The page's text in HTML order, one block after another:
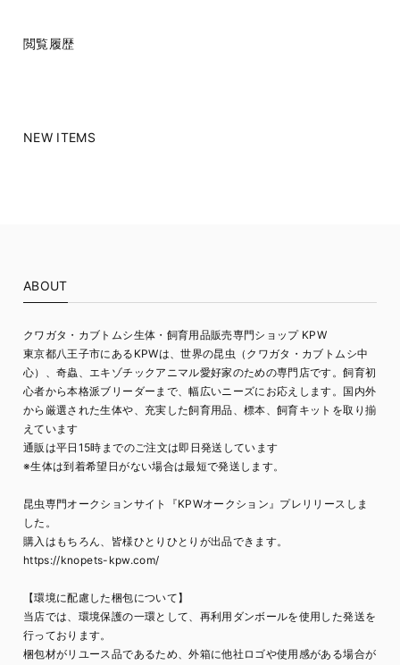
閲覧履歴
NEW ITEMS
ABOUT
クワガタ・カブトムシ生体・飼育用品販売専門ショップ KPW
東京都八王子市にあるKPWは、世界の昆虫（クワガタ・カブトムシ中
心）、奇蟲、エキゾチックアニマル愛好家のための専門店です。飼育初
心者から本格派ブリーダーまで、幅広いニーズにお応えします。国内外
から厳選された生体や、充実した飼育用品、標本、飼育キットを取り揃
えています
通販は平日15時までのご注文は即日発送しています
※生体は到着希望日がない場合は最短で発送します。
昆虫専門オークションサイト『KPWオークション』プレリリースしま
した。
購入はもちろん、皆様ひとりひとりが出品できます。
https://knopets-kpw.com/
【環境に配慮した梱包について】
当店では、環境保護の一環として、再利用ダンボールを使用した発送を
行っております。
梱包材がリユース品であるため、外箱に他社ロゴや使用感がある場合が